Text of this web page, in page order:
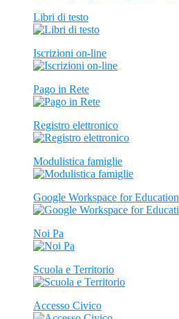
Libri di testo
Iscrizioni on-line
Pago in Rete
Registro elettronico
Modulistica famiglie
Google Workspace for Education
Noi Pa
Scuola e Territorio
Accesso Civico